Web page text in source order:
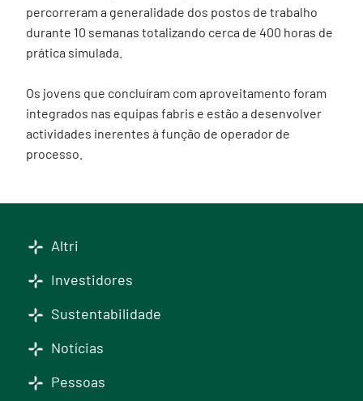
percorreram a generalidade dos postos de trabalho
durante 10 semanas totalizando cerca de 400 horas de
prática simulada.
Os jovens que concluíram com aproveitamento foram
integrados nas equipas fabris e estão a desenvolver
actividades inerentes à função de operador de
processo.
Altri
Investidores
Sustentabilidade
Notícias
Pessoas